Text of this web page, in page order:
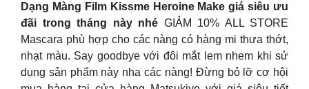
Dạng Màng Film Kissme Heroine Make giá siêu ưu
đãi trong tháng này nhé GIẢM 10% ALL STORE
Mascara phù hợp cho các nàng có hàng mi thưa thớt,
nhạt màu. Say goodbye với đôi mắt lem nhem khi sử
dụng sản phẩm này nha các nàng! Đừng bỏ lỡ cơ hội